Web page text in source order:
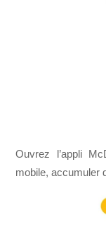
Ouvrez l’appli
mobile, accumuler